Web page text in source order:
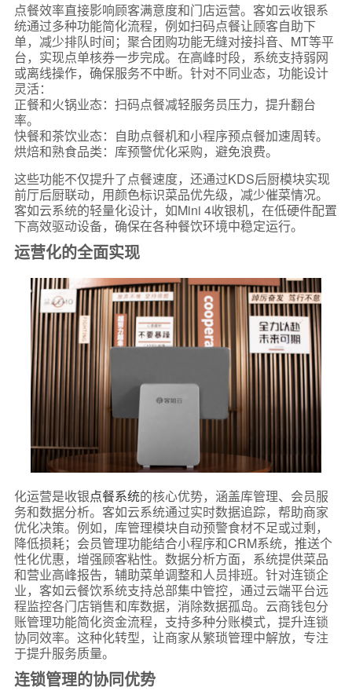
点餐效率直接影响顾客满意度和门店运营。客如云收银系
统通过多种功能简化流程，例如扫码点餐让顾客自助下
单，减少排队时间；聚合团购功能无缝对接抖音、MT等平
台，实现点单核券一步完成。在高峰时段，系统支持弱网
或离线操作，确保服务不中断。针对不同业态，功能设计
灵活：
正餐和火锅业态：扫码点餐减轻服务员压力，提升翻台
率。
快餐和茶饮业态：自助点餐机和小程序预点餐加速周转。
烘焙和熟食品类：库预警优化采购，避免浪费。
这些功能不仅提升了点餐速度，还通过KDS后厨模块实现
前厅后厨联动，用颜色标识菜品优先级，减少催菜情况。
客如云系统的轻量化设计，如Mini 4收银机，在低硬件配置
下高效驱动设备，确保在各种餐饮环境中稳定运行。
运营化的全面实现
化运营是收银点餐系统的核心优势，涵盖库管理、会员服
务和数据分析。客如云系统通过实时数据追踪，帮助商家
优化决策。例如，库管理模块自动预警食材不足或过剩，
降低损耗；会员管理功能结合小程序和CRM系统，推送个
性化优惠，增强顾客粘性。数据分析方面，系统提供菜品
和营业高峰报告，辅助菜单调整和人员排班。针对连锁企
业，客如云餐饮系统支持总部集中管控，通过云端平台远
程监控各门店销售和库数据，消除数据孤岛。云商钱包分
账管理功能简化资金流程，支持多种分账模式，提升连锁
协同效率。这种化转型，让商家从繁琐管理中解放，专注
于提升服务质量。
连锁管理的协同优势